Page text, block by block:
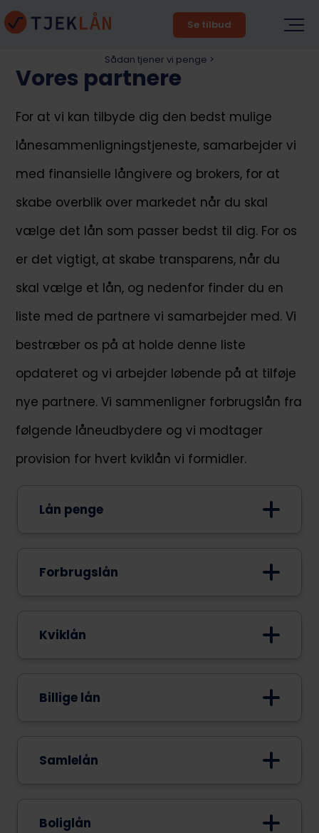
Se tilbud
Sådan tjener vi penge >
Vores partnere
For at vi kan tilbyde dig den bedst mulige
lånesammenligningstjeneste, samarbejder vi
med finansielle långivere og brokers, for at
skabe overblik over markedet når du skal
vælge det lån som passer bedst til dig. For os
er det vigtigt, at skabe transparens, når du
skal vælge et lån, og nedenfor finder du en
liste med de partnere vi samarbejder med. Vi
bestræber os på at holde denne liste
opdateret og vi arbejder løbende på at tilføje
nye partnere. Vi sammenligner forbrugslån fra
følgende låneudbydere og vi modtager
provision for hvert kviklån vi formidler.
Lån penge
Forbrugslån
Kviklån
Billige lån
Samlelån
Boliglån